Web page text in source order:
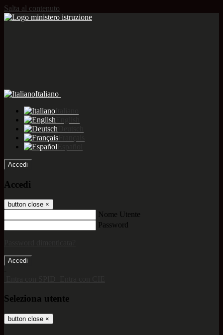
Salta al contenuto
Italiano
Accedi
Accedi
button close ×
Nome Utente
Password
-
Seleziona utente
button close ×